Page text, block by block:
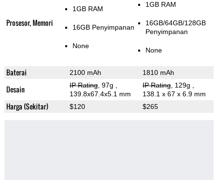
Prosesor, Memori
1GB RAM
16GB Penyimpanan
None
1GB RAM
16GB/64GB/128GB
Penyimpanan
None
Baterai 2100 mAh 1810 mAh
Desain IP Rating, 97g
139.8x67.4x5.1 mm
IP Rating, 129g
138.1 x 67 x 6.9 mm
Harga (Sekitar) $120 $265